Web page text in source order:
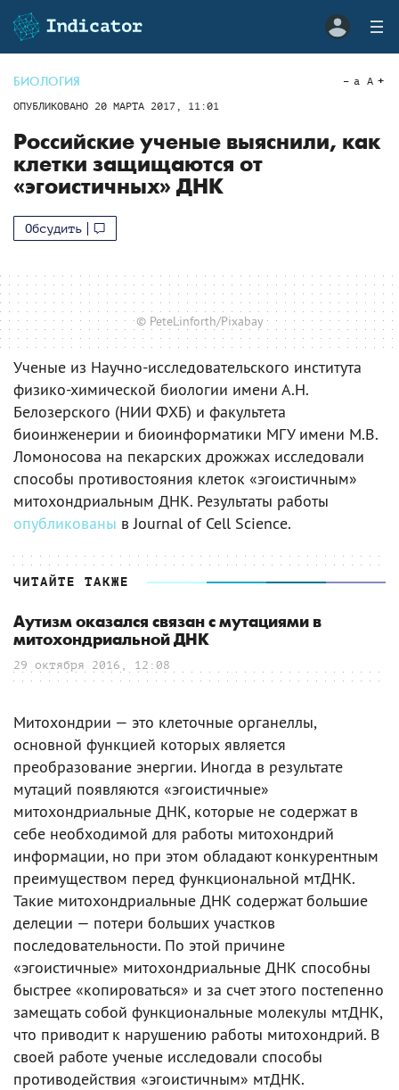
БИОЛОГИЯ
ОПУБЛИКОВАНО 20 МАРТА 2017, 11:01
a A
Российские ученые выяснили, как
клетки защищаются от
«эгоистичных» ДНК
Обсудить
© PeteLinforth/Pixabay
Ученые из Научно-исследовательского института
физико-химической биологии имени А.Н.
Белозерского (НИИ ФХБ) и факультета
биоинженерии и биоинформатики МГУ имени М.В.
Ломоносова на пекарских дрожжах исследовали
способы противостояния клеток «эгоистичным»
митохондриальным ДНК. Результаты работы
опубликованы в Journal of Cell Science.
ЧИТАЙТЕ ТАКЖЕ
Аутизм оказался связан с мутациями в
митохондриальной ДНК
29 октября 2016, 12:08
Митохондрии — это клеточные органеллы,
основной функцией которых является
преобразование энергии. Иногда в результате
мутаций появляются «эгоистичные»
митохондриальные ДНК, которые не содержат в
себе необходимой для работы митохондрий
информации, но при этом обладают конкурентным
преимуществом перед функциональной мтДНК.
Такие митохондриальные ДНК содержат большие
делеции — потери больших участков
последовательности. По этой причине
«эгоистичные» митохондриальные ДНК способны
быстрее «копироваться» и за счет этого постепенно
замещать собой функциональные молекулы мтДНК,
что приводит к нарушению работы митохондрий. В
своей работе ученые исследовали способы
противодействия «эгоистичным» мтДНК.